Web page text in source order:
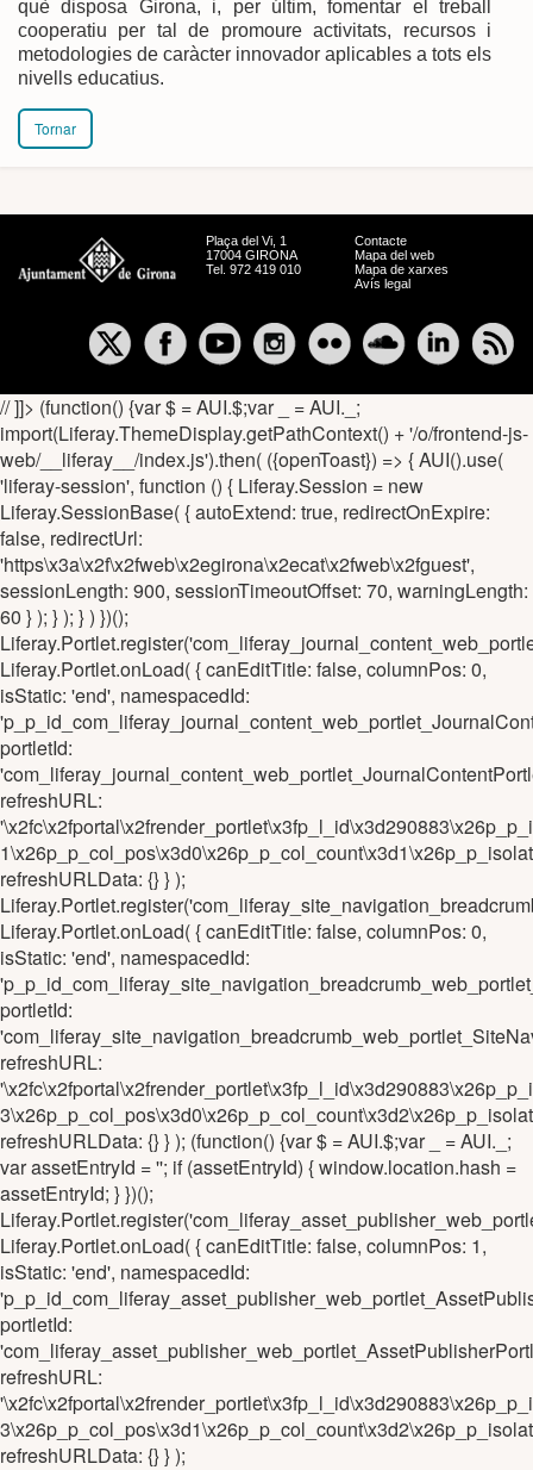
què disposa Girona, i, per últim, fomentar el treball
cooperatiu per tal de promoure activitats, recursos i
metodologies de caràcter innovador aplicables a tots els
nivells educatius.
Tornar
Plaça del Vi, 1
17004 GIRONA
Tel. 972 419 010
Contacte
Mapa del web
Mapa de xarxes
Avís legal
// ]]> (function() {var $ = AUI.$;var _ = AUI._;
import(Liferay.ThemeDisplay.getPathContext() + '/o/frontend-js-
web/__liferay__/index.js').then( ({openToast}) => { AUI().use(
'liferay-session', function () { Liferay.Session = new
Liferay.SessionBase( { autoExtend: true, redirectOnExpire:
false, redirectUrl:
'https\x3a\x2f\x2fweb\x2egirona\x2ecat\x2fweb\x2fguest',
sessionLength: 900, sessionTimeoutOffset: 70, warningLength:
60 } ); } ); } ) })();
Liferay.Portlet.onLoad( { canEditTitle: false, columnPos: 0,
isStatic: 'end', namespacedId:
portletId:
refreshURL:
refreshURLData: {} } );
Liferay.Portlet.onLoad( { canEditTitle: false, columnPos: 0,
isStatic: 'end', namespacedId:
portletId:
refreshURL:
refreshURLData: {} } ); (function() {var $ = AUI.$;var _ = AUI._;
var assetEntryId = ''; if (assetEntryId) { window.location.hash =
assetEntryId; } })();
Liferay.Portlet.onLoad( { canEditTitle: false, columnPos: 1,
isStatic: 'end', namespacedId:
portletId:
refreshURL:
refreshURLData: {} } );